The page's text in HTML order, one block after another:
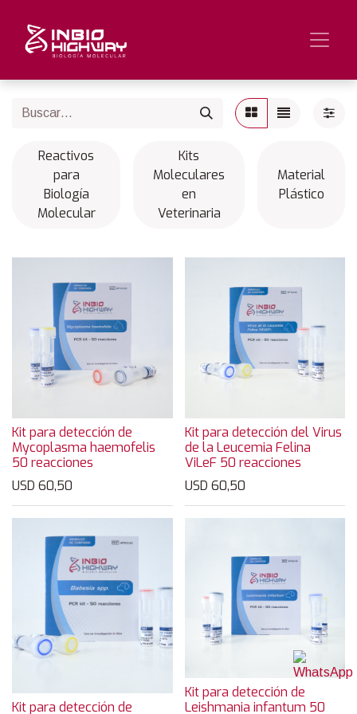
Reactivos
para
Biología
Molecular
Kits
Moleculares
en
Veterinaria
Material
Plástico
Kit para detección de
Mycoplasma haemofelis
50 reacciones
USD 60,50
Kit para detección del Virus
de la Leucemia Felina
ViLeF 50 reacciones
USD 60,50
Kit para detección de
Kit para detección de
Leishmania infantum 50